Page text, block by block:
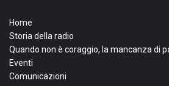
Home
Storia della radio
Quando non è coraggio, la mancanza di
Eventi
Comunicazioni